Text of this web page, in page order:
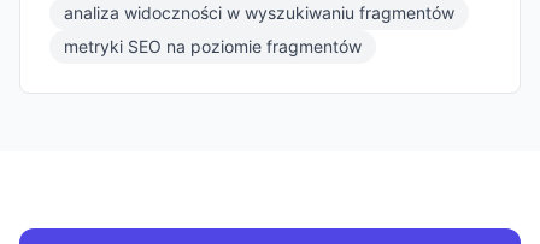
analiza widoczności w wyszukiwaniu fragmentów
metryki SEO na poziomie fragmentów